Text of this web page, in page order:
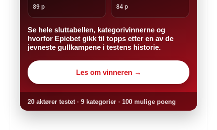
89 p 84 p
Se hele sluttabellen, kategorivinnerne og
hvorfor Epicbet gikk til topps etter en av de
jevneste gullkampene i testens historie.
Les om vinneren →
20 aktører testet · 9 kategorier · 100 mulige poeng